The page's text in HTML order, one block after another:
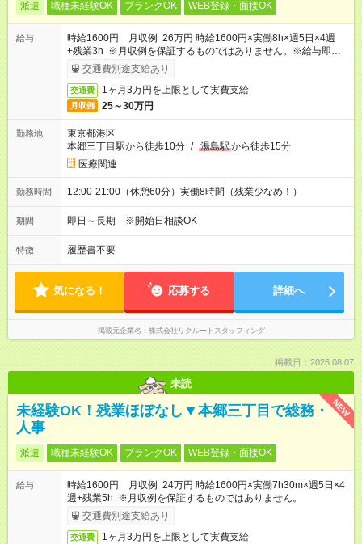
派遣 職種未経験OK ブランクOK WEB登録・面接OK
給与
時給1600円 月収例 26万円 時給1600円×実働8h×週5日×4週
+残業3h ※月収例を保証するものではありません。※給与即受取
りサービス利用可（利用条件有）
交通費別途支給あり
交通費 1ヶ月3万円を上限として実費支給
月収例 25～30万円
勤務地
東京都港区
本郷三丁目駅から徒歩10分 / 湯島駅から徒歩15分
医療関連
勤務時間 12:00-21:00（休憩60分）実働8時間（残業少なめ！）
期間 即日～長期 ※開始日相談OK
特徴 履歴書不要
気になる！ 応募する 詳細へ
掲載元企業名 株式会社リクルートスタッフィング
掲載日：2026.08.07
未読
NEW
未経験OK！残業ほぼなし▼本郷三丁目で総務・
人事
派遣 職種未経験OK ブランクOK WEB登録・面接OK
給与
時給1600円 月収例 24万円 時給1600円×実働7h30m×週5日×4
週+残業5h ※月収例を保証するものではありません。
交通費別途支給あり
交通費 1ヶ月3万円を上限として実費支給